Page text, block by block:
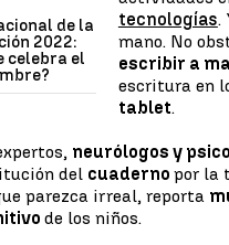
de la
2022:
celebra el
tecnologías.
mano. No
escribir a
escritura en
tablet.
neurólogos y
del cuadernopor la
parezca irreal, reporta
de los niños.